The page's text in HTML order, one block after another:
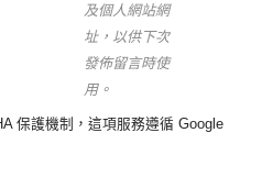
及個人網站網
址，以供下次
發佈留言時使
用。
保護機制，這項服務遵循 Google